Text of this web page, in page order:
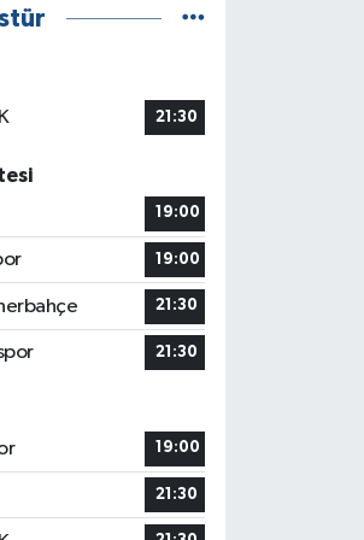
21:30
19:00
19:00
21:30
21:30
19:00
21:30